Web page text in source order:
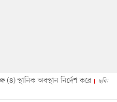
স্থানিক অবস্থান নির্দেশ করে
ছবি: